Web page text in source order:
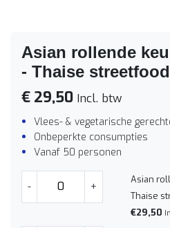
Asian rollende
- Thaise
€ 29,50 Incl. btw
Vlees- & vegetarische
Onbeperkte consumpties
Vanaf 50 personen
- +
Asian
Thaise
€29,50